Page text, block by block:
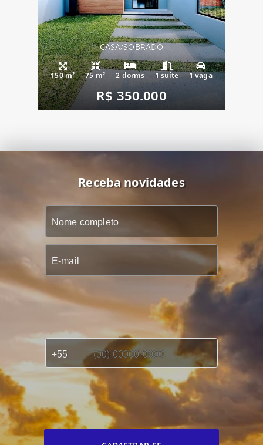
CASA/SOBRADO
150 m² 75 m² 2 dorms 1 suíte 1 vaga
R$ 350.000
Receba novidades